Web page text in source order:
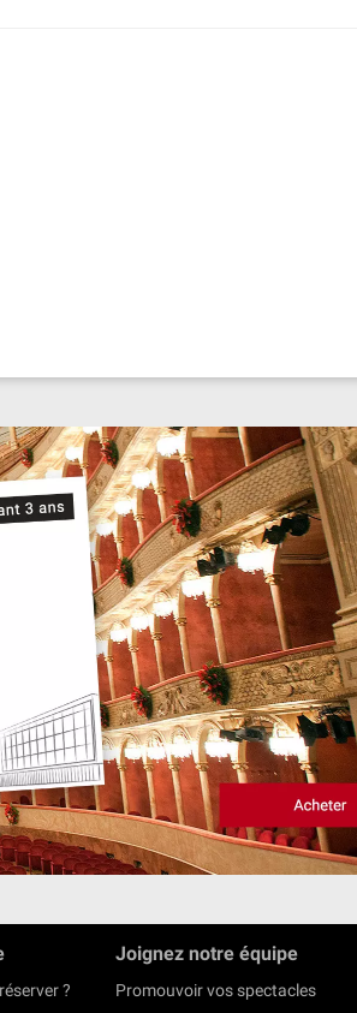
?
Joignez notre équipe
Promouvoir vos spectacles